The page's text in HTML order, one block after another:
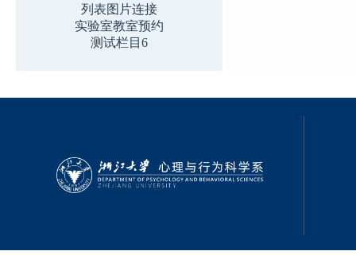
列表图片连接
实验室教室预约
测试栏目6